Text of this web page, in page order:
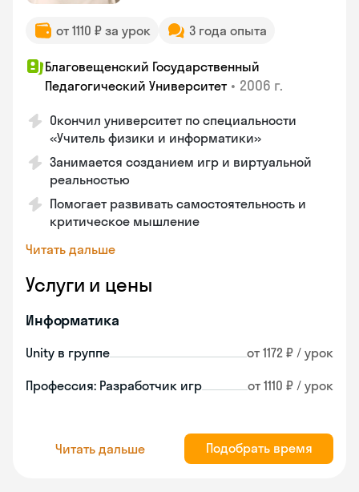
от 1110 ₽ за урок 3 года опыта
Благовещенский Государственный
Педагогический Университет • 2006 г.
Окончил университет по специальности
«Учитель физики и информатики»
Занимается созданием игр и виртуальной
реальностью
Помогает развивать самостоятельность и
критическое мышление
Читать дальше
Услуги и цены
Информатика
Unity в группе от 1172 ₽ / урок
Профессия: Разработчик игр от 1110 ₽ / урок
Читать дальше Подобрать время